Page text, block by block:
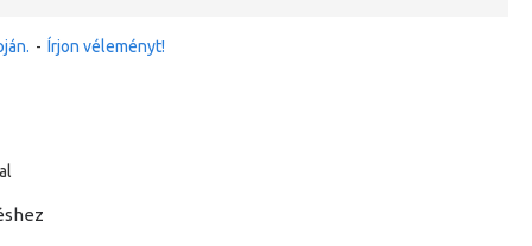
- Írjon véleményt!